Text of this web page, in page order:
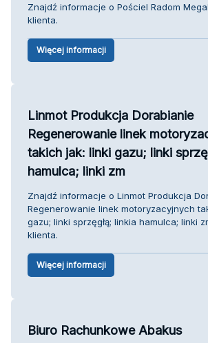
Znajdź informacje o Pościel Radom
klienta.
Więcej informacji
Linmot Produkcja Dorabianie
Regenerowanie linek
takich jak: linki gazu; linki
hamulca; linki zm
Znajdź informacje o Linmot Produkcja
Regenerowanie linek motoryzacyjnych
gazu; linki sprzęgłą; linkia hamulca; linki
klienta.
Więcej informacji
Biuro Rachunkowe Abakus